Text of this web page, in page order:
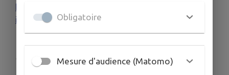
https://www.coeurentre2mers.com/mon-projet-
isolation
Publié par Communauté de Communes du
Créonnais
Obligatoire
Mesure d'audience (Matomo)